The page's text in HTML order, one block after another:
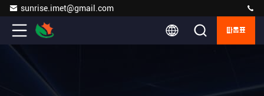
sunrise.imet@gmail.com
따옴표